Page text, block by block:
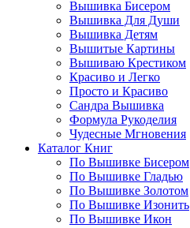
Вышивка Бисером
Вышивка Для Души
Вышивка Детям
Вышитые Картины
Вышиваю Крестиком
Красиво и Легко
Просто и Красиво
Сандра Вышивка
Формула Рукоделия
Чудесные Мгновения
Каталог Книг
По Вышивке Бисером
По Вышивке Гладью
По Вышивке Золотом
По Вышивке Изонить
По Вышивке Икон